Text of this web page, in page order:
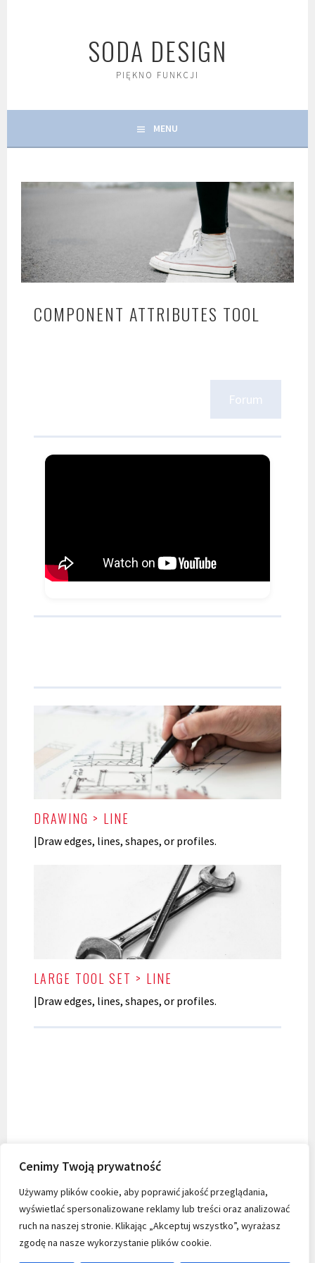
Cenimy Twoją prywatność
Używamy plików cookie, aby poprawić jakość przeglądania,
wyświetlać spersonalizowane reklamy lub treści oraz analizować
ruch na naszej stronie. Klikając „Akceptuj wszystko”, wyrażasz
zgodę na nasze wykorzystanie plików cookie.
SODA DESIGN
PIĘKNO FUNKCJI
MENU
COMPONENT ATTRIBUTES TOOL
Forum
DRAWING > LINE
|Draw edges, lines, shapes, or profiles.
LARGE TOOL SET > LINE
|Draw edges, lines, shapes, or profiles.